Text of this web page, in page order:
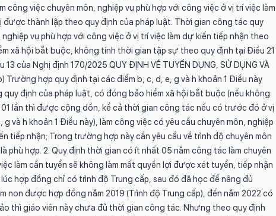
việc chuyên môn, nghiệp vụ phù hợp với công việc ở vị trí việc làm
thành lập theo quy định của pháp luật. Thời gian công tác quy
vụ phù hợp với công việc ở vị trí việc làm dự kiến tiếp nhận theo
xã hội bắt buộc, không tính thời gian tập sự theo quy định tại Điều 21
của Nghị định 170/2025 QUY ĐỊNH VỀ TUYỂN DỤNG, SỬ DỤNG VÀ
Trường hợp quy định tại các điểm b, c, d, e, g và h khoản 1 Điều này
định của pháp luật, có đóng bảo hiểm xã hội bắt buộc (nếu không
lần thì được cộng dồn, kể cả thời gian công tác nếu có trước đó ở vị
và h khoản 1 Điều này), làm công việc có yêu cầu chuyên môn, nghiệp
tiếp nhận; Trong trường hợp này cần yêu cầu về trình độ chuyên môn
phù hợp. 2. Quy định thời gian có ít nhất 05 năm công tác làm chuyên
làm cần tuyển sẽ không làm mất quyền lợi được xét tuyển, tiếp nhận
hợp đồng chỉ có trình độ Trung cấp, sau đó đã học để nâng đủ
non được hợp đồng năm 2019 (Trình độ Trung cấp), đến năm 2022 có
thì giáo viên này chưa đủ thời gian công tác. Nhưng theo quy định